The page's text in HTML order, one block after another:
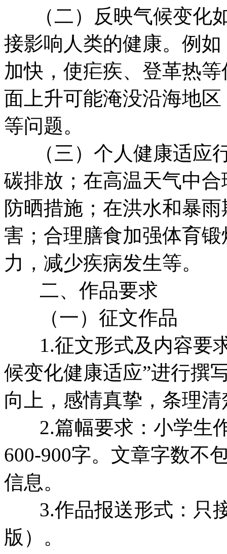
（二）反映气候变化
接影响人类的健康。例
加快，使疟疾、登革热
面上升可能淹没沿海地
等问题。
（三）个人健康适应
碳排放；在高温天气中
防晒措施；在洪水和暴
害；合理膳食加强体育
力，减少疾病发生等。
二、作品要求
（一）征文作品
1.征文形式及内容要
候变化健康适应”进行撰
向上，感情真挚，条理
2.篇幅要求：小学生作
600-900字。文章字数不
信息。
3.作品报送形式：只
版）。